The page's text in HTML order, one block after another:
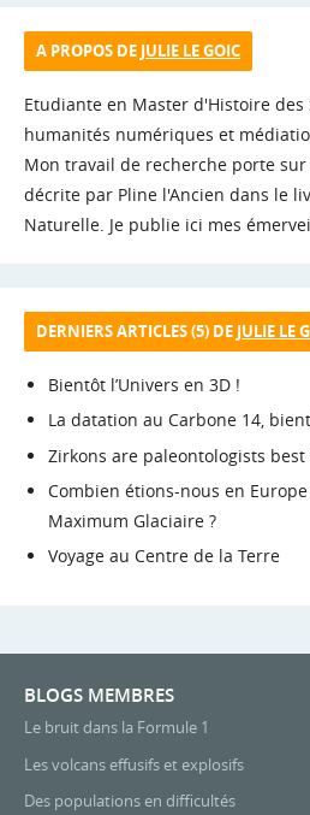
A PROPOS DE JULIE LE GOIC
Etudiante en Master d'Histoire des
humanités numériques et
Mon travail de recherche porte
décrite par Pline l'Ancien dans le
Naturelle. Je publie ici mes
DERNIERS ARTICLES (5) DE JULIE LE
Bientôt l’Univers en 3D !
La datation au Carbone 14,
Zirkons are paleontologists
Combien étions-nous en
Maximum Glaciaire ?
Voyage au Centre de la Terre
BLOGS MEMBRES
Le bruit dans la Formule 1
Les volcans effusifs et explosifs
Des populations en difficultés